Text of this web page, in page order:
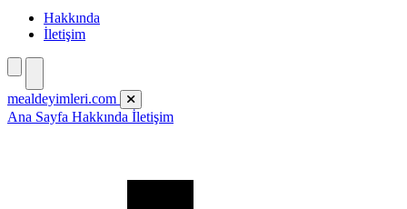
Hakkında
İletişim
mealdeyimleri.com
Ana Sayfa Hakkında İletişim